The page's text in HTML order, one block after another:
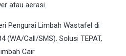
atau aerasi.